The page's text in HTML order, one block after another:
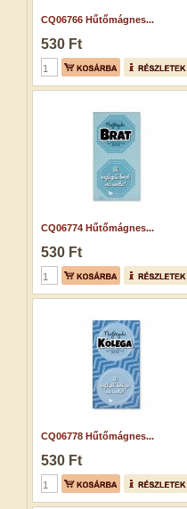
CQ06766 Hűtőmágnes...
530 Ft
CQ06774 Hűtőmágnes...
530 Ft
CQ06778 Hűtőmágnes...
530 Ft